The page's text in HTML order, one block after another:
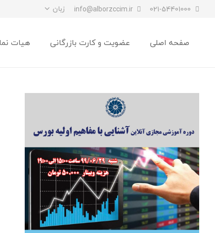
021-54401000
info@alborzccim.ir زبان
صفحه اصلی عضویت و کارت بازرگانی هیات